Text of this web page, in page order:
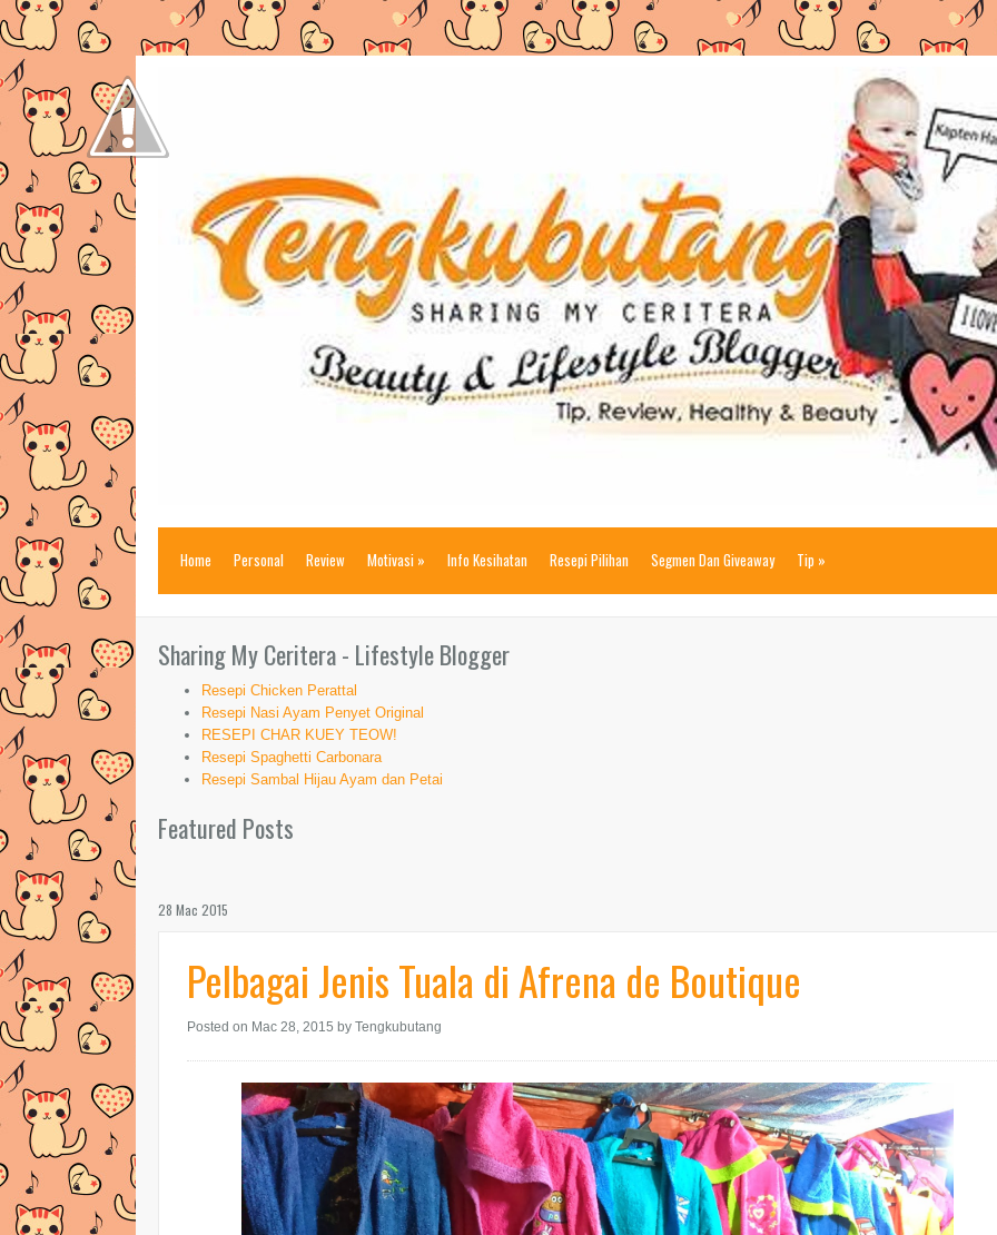
Home Personal Review Motivasi » Info Kesihatan Resepi Pilihan Segmen Dan Giveaway Tip »
Sharing My Ceritera - Lifestyle Blogger
Resepi Chicken Perattal
Resepi Nasi Ayam Penyet Original
RESEPI CHAR KUEY TEOW!
Resepi Spaghetti Carbonara
Resepi Sambal Hijau Ayam dan Petai
Featured Posts
28 Mac 2015
Pelbagai Jenis Tuala di Afrena de Boutique
Posted on Mac 28, 2015 by Tengkubutang